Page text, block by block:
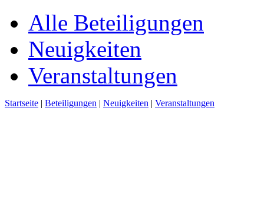
Alle Beteiligungen
Neuigkeiten
Veranstaltungen
Startseite | Beteiligungen | Neuigkeiten | Veranstaltungen